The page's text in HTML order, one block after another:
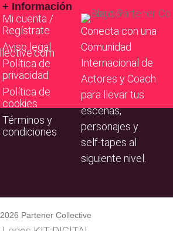
Conecta con una
Comunidad
Internacional de
Actores y Coach
para llevar tus
escenas,
personajes y
self-tapes al
siguiente nivel.
+ Información
Mi cuenta /
Regístrate
Aviso legal
Política de
privacidad
Política de
cookies
Términos y
condiciones
Partener Collective